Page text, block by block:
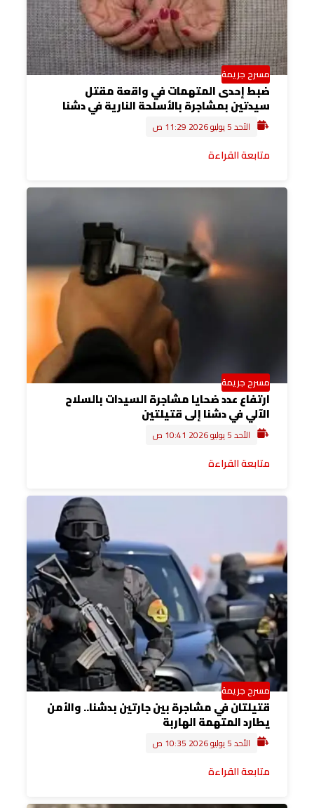
مسرح جريمة
ضبط إحدى المتهمات في واقعة مقتل
سيدتين بمشاجرة بالأسلحة النارية في دشنا
الأحد 5 يوليو 2026 11:29 ص
متابعة القراءة
مسرح جريمة
ارتفاع عدد ضحايا مشاجرة السيدات بالسلاح
الآلي في دشنا إلى قتيلتين
الأحد 5 يوليو 2026 10:41 ص
متابعة القراءة
مسرح جريمة
قتيلتان في مشاجرة بين جارتين بدشنا.. والأمن
يطارد المتهمة الهاربة
الأحد 5 يوليو 2026 10:35 ص
متابعة القراءة